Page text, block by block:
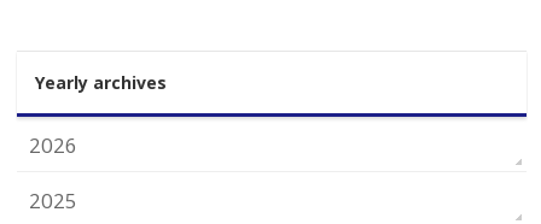
Yearly archives
2026
2025